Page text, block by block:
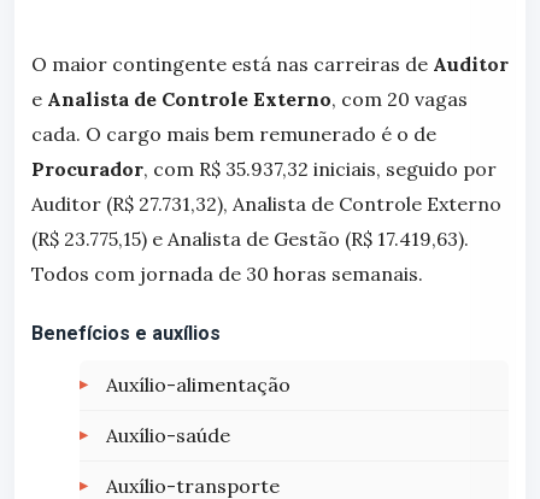
O maior contingente está nas carreiras de Auditor
e Analista de Controle Externo, com 20 vagas
cada. O cargo mais bem remunerado é o de
Procurador, com R$ 35.937,32 iniciais, seguido por
Auditor (R$ 27.731,32), Analista de Controle Externo
(R$ 23.775,15) e Analista de Gestão (R$ 17.419,63).
Todos com jornada de 30 horas semanais.
Benefícios e auxílios
Auxílio-alimentação
Auxílio-saúde
Auxílio-transporte